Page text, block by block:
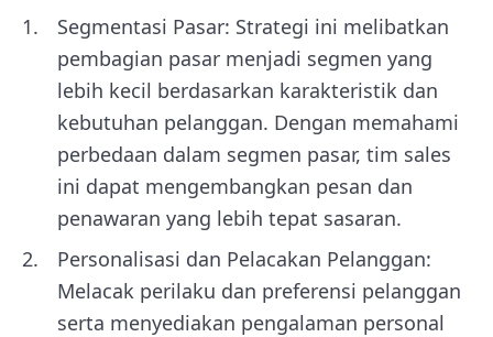
Segmentasi Pasar: Strategi ini melibatkan
pembagian pasar menjadi segmen yang
lebih kecil berdasarkan karakteristik dan
kebutuhan pelanggan. Dengan memahami
perbedaan dalam segmen pasar, tim sales
ini dapat mengembangkan pesan dan
penawaran yang lebih tepat sasaran.
Personalisasi dan Pelacakan Pelanggan:
Melacak perilaku dan preferensi pelanggan
serta menyediakan pengalaman personal